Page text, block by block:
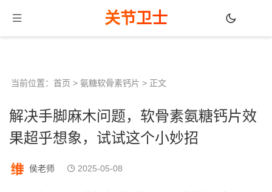
关节卫士
当前位置： 首页 > 氨糖软骨素钙片 > 正文
解决手脚麻木问题，软骨素氨糖钙片效
果超乎想象，试试这个小妙招
侯老师 2025-05-08